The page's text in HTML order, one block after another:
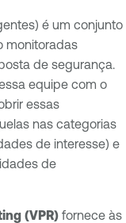
é um conjunto
monitoradas
de segurança.
equipe com o
essas
nas categorias
de interesse) e
de
(VPR) fornece às